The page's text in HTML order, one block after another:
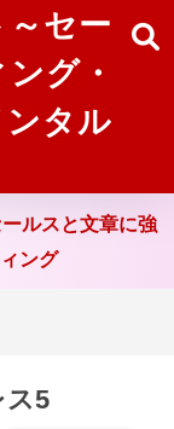
セー
グ・
タル
ルスと文章に強
ング
ス5